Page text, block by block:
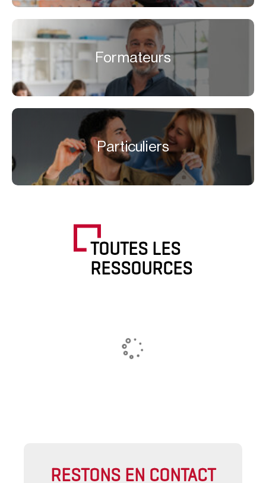
Formateurs
Particuliers
TOUTES LES
RESSOURCES
RESTONS EN CONTACT